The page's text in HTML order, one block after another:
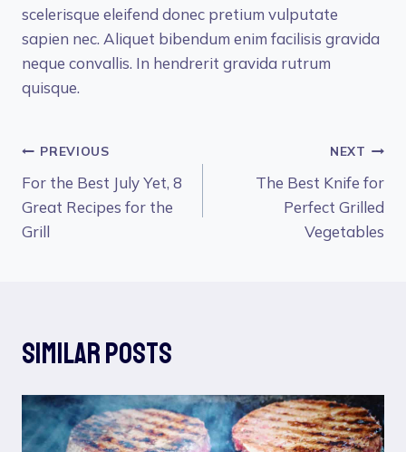
scelerisque eleifend donec pretium vulputate
sapien nec. Aliquet bibendum enim facilisis gravida
neque convallis. In hendrerit gravida rutrum
quisque.
Post
Navigation
PREVIOUS
For the Best July Yet, 8
Great Recipes for the
Grill
NEXT
The Best Knife for
Perfect Grilled
Vegetables
Similar Posts